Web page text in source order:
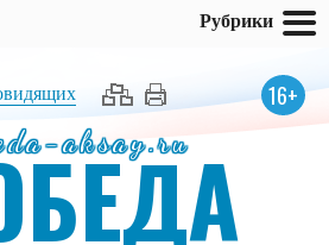
16+
aksay.ru
Рубрики